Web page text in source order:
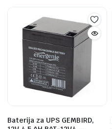
Baterija za UPS GEMBIRD,